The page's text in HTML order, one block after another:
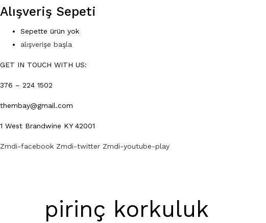
Alışveriş Sepeti
Sepette ürün yok
alışverişe başla
GET IN TOUCH WITH US:
376 – 224 1502
thembay@gmail.com
1 West Brandwine KY 42001
Zmdi-facebook Zmdi-twitter Zmdi-youtube-play
pirinç korkuluk